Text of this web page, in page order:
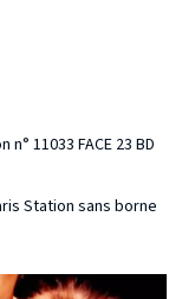
n° 11033 FACE 23 BD
Station sans borne